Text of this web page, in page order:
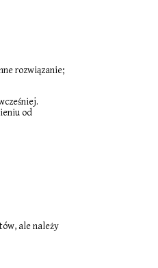
rozwiązanie;
od
ale należy